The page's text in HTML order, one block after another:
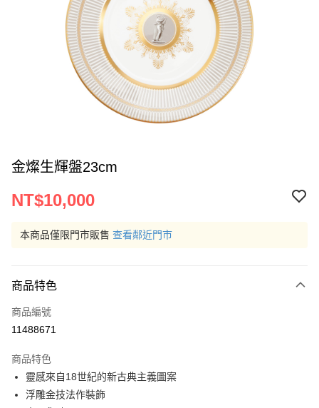
金燦生輝盤23cm
NT$10,000
本商品僅限門市販售 查看鄰近門市
商品特色
商品編號
11488671
商品特色
靈感來自18世紀的新古典主義圖案
浮雕金技法作裝飾